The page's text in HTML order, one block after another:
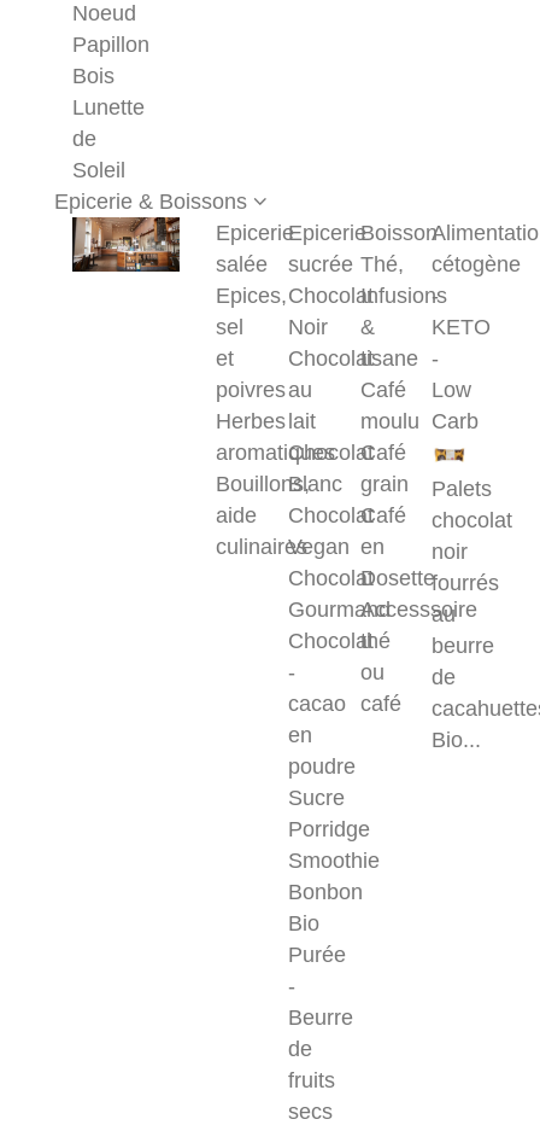
Noeud
Papillon
Bois
Lunette
de
Soleil
Epicerie & Boissons
Epicerie
salée
Epices,
sel
et
poivres
Herbes
aromatiques
Bouillons,
aide
culinaires
Epicerie
sucrée
Chocolat
Noir
Chocolat
au
lait
Chocolat
Blanc
Chocolat
Vegan
Chocolat
Gourmand
Chocolat
-
cacao
en
poudre
Sucre
Porridge
Smoothie
Bonbon
Bio
Purée
-
Beurre
de
fruits
secs
Boisson
Thé,
Infusions
&
tisane
Café
moulu
Café
grain
Café
en
Dosette
Accesssoire
thé
ou
café
cétogène
-
KETO
-
Low
Carb
Palets
chocolat
noir
fourrés
au
beurre
de
Bio...